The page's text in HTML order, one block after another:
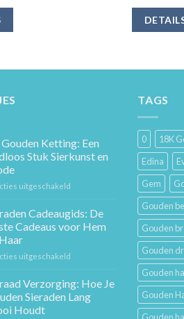
Ketting: Een
Stuk Sierkunst en
uitgeschakeld
Gouden
Ketting:
Een
Mode
Cadeaugids: De
Cadeaus voor Hem
uitgeschakeld
Cadeaugids:
De
Beste
Verzorging: Hoe Je
Sieraden Lang
Houdt
TAGS
0 18K
Edina
Gem
Gouden
Gouden
Gouden
Gouden
Gouden
Gouden